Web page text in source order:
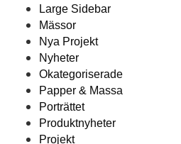
Large Sidebar
Mässor
Nya Projekt
Nyheter
Okategoriserade
Papper & Massa
Porträttet
Produktnyheter
Projekt